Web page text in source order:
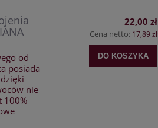
od
posiada
nie
100%
22,00 zł
Cena netto: 17,89 zł
DO KOSZYKA